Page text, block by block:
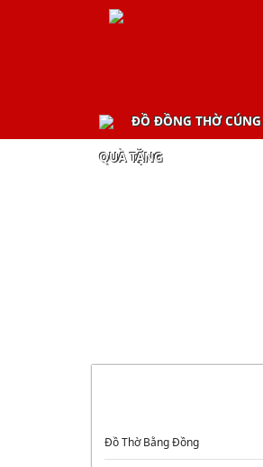
ĐỒ ĐỒNG THỜ CÚNG
QUÀ TẶNG
Đồ Thờ Bằng Đồng